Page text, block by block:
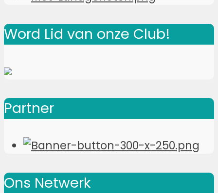
Word Lid van onze Club!
Partner
Ons Netwerk